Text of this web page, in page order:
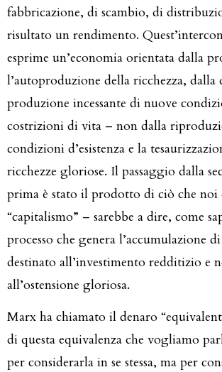
fabbricazione, di scambio, di
risultato un rendimento.
esprime un’economia orientata dalla
l’autoproduzione della ricchezza, dalla
produzione incessante di nuove
costrizioni di vita – non dalla
condizioni d’esistenza e la
ricchezze gloriose. Il passaggio dalla
prima è stato il prodotto di ciò che noi
“capitalismo” – sarebbe a dire, come
processo che genera l’accumulazione
destinato all’investimento redditizio e
all’ostensione gloriosa.
Marx ha chiamato il denaro
di questa equivalenza che vogliamo
per considerarla in se stessa, ma per